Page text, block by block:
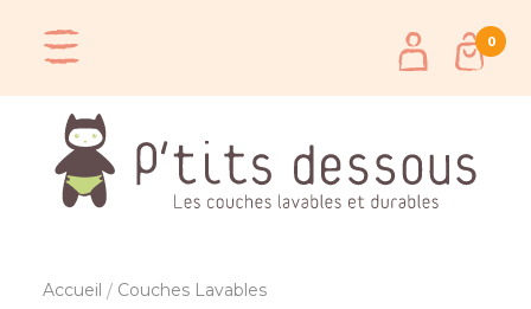
0
Accueil
Couches Lavables